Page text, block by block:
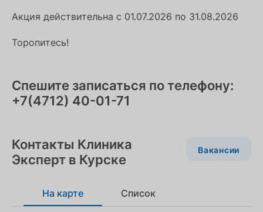
Акция действительна с 01.07.2026 по 31.08.2026
Торопитесь!
Спешите записаться по телефону:
+7(4712) 40-01-71
Контакты Клиника
Эксперт в Курске
Вакансии
На карте Список